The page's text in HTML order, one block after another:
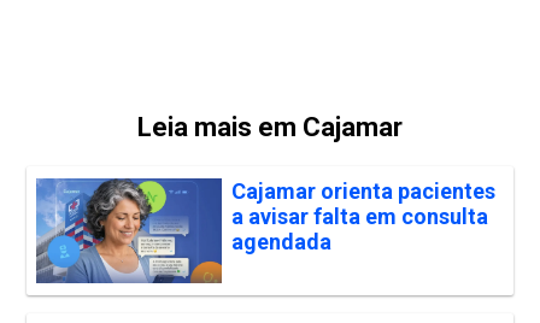
Leia mais em Cajamar
Cajamar orienta pacientes
a avisar falta em consulta
agendada